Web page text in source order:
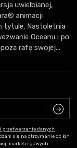
uwielbianej,
animacji
tytule. Nastoletnia
Oceanu i po
rafę swojej...
C
przetwarzania danych
się na otrzymanie od kin
marketingowych.